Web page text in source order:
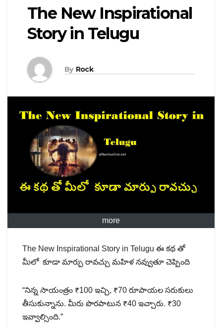
The New Inspirational
Story in Telugu
By Rock
more
The New Inspirational Story in Telugu ఈ కథ తో
మీలో కూడా మార్పు రావచ్చు మహిళ నవ్వుతూ చెప్పింది
“నిన్న సాయంత్రం ₹100 ఇచ్చి, ₹70 రూపాయల సరుకులు
తీసుకున్నాను. మీరు పొరపాటున ₹40 ఇచ్చారు. ₹30
ఇవ్వాల్సింది.”